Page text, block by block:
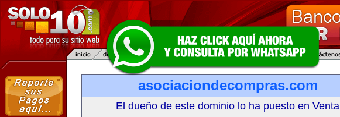
asociaciondecompras.com
El dueño de este dominio lo ha puesto en Venta